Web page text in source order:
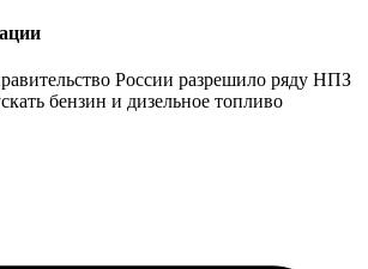
России разрешило ряду НПЗ
бензин и дизельное топливо